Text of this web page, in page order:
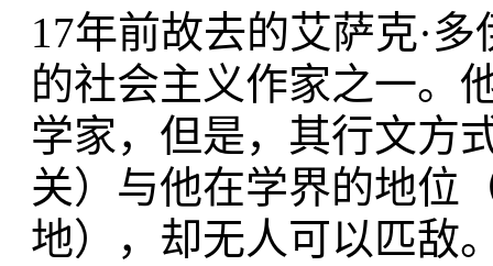
17年前故去的艾萨克·多
的社会主义作家之一。
学家，但是，其行文方
关）与他在学界的地位
地），却无人可以匹敌